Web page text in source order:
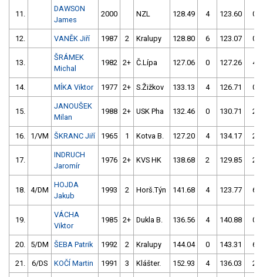
11.
DAWSON
James
2000 NZL 128.49 4 123.60 0
12. VANĚK Jiří 1987 2 Kralupy 128.80 6 123.07 0
13.
ŠRÁMEK
Michal
1982 2+ Č.Lípa 127.06 0 127.26 4
14. MÍKA Viktor 1977 2+ S.Žižkov 133.13 4 126.71 0
15.
JANOUŠEK
Milan
1988 2+ USK Pha 132.46 0 130.71 2
16. 1/VM ŠKRANC Jiří 1965 1 Kotva B. 127.20 4 134.17 2
17.
INDRUCH
Jaromír
1976 2+ KVS HK 138.68 2 129.85 2
18. 4/DM
HOJDA
Jakub
1993 2 Horš.Týn 141.68 4 123.77 6
19.
VÁCHA
Viktor
1985 2+ Dukla B. 136.56 4 140.88 0
20. 5/DM ŠEBA Patrik 1992 2 Kralupy 144.04 0 143.31 6
21. 6/DS KOČÍ Martin 1991 3 Klášter. 152.93 4 136.03 2